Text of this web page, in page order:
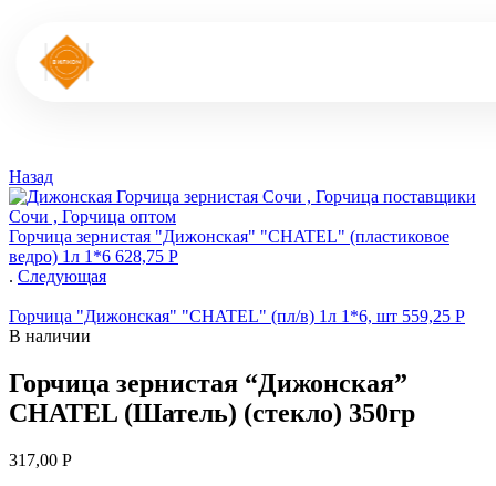
Назад
Горчица зернистая "Дижонская" "CHATEL" (пластиковое
ведро) 1л 1*6 628,75 Р
. Следующая
Горчица "Дижонская" "CHATEL" (пл/в) 1л 1*6, шт 559,25 Р
В наличии
Горчица зернистая “Дижонская”
CHATEL (Шатель) (стекло) 350гр
317,00 Р